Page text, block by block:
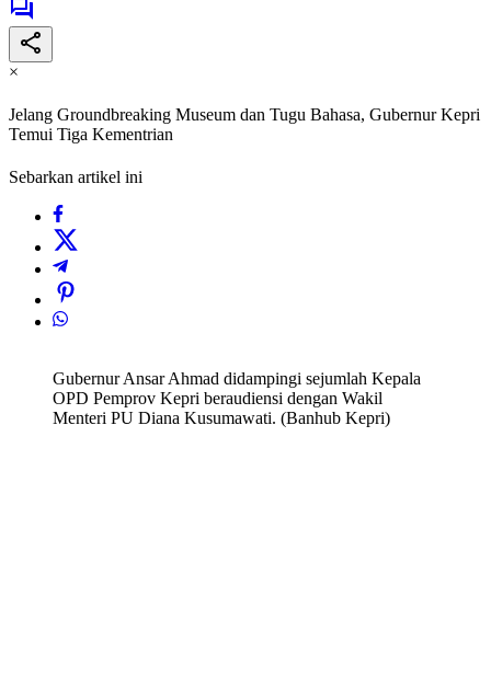
×
Jelang Groundbreaking Museum dan Tugu Bahasa, Gubernur Kepri
Temui Tiga Kementrian
Sebarkan artikel ini
Gubernur Ansar Ahmad didampingi sejumlah Kepala
OPD Pemprov Kepri beraudiensi dengan Wakil
Menteri PU Diana Kusumawati. (Banhub Kepri)